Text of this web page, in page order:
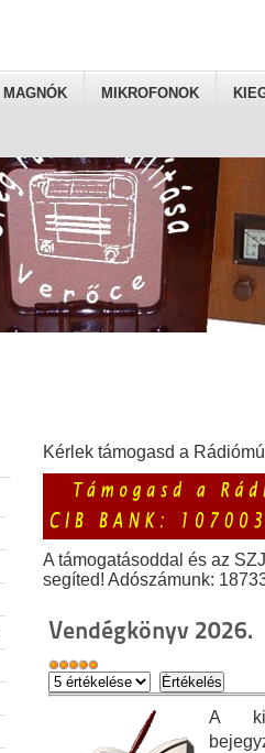
MAGNÓK MIKROFONOK
Kérlek támogasd a
A támogatásoddal és az
segíted! Adószámunk:
Vendégkönyv 2026.
A